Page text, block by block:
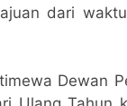
dari
Dewan